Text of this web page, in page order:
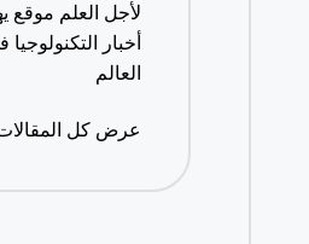
لأجل العلم موقع
أخبار التكنولوجيا
العالم
عرض كل